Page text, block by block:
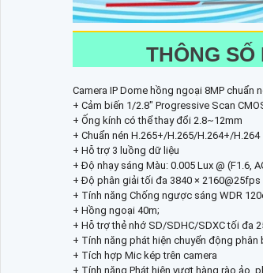
THÔNG SỐ
Camera IP Dome hồng ngoại 8MP chuẩn
+ Cảm biến 1/2.8" Progressive Scan
+ Ống kính có thể thay đổi 2.8~12mm
+ Chuẩn nén H.265+/H.265/H.264+/H.264
+ Hỗ trợ 3 luồng dữ liệu
+ Độ nhạy sáng Màu: 0.005 Lux @ (F1.6,
+ Độ phân giải tối đa 3840 × 2160@25fps
+ Tính năng Chống ngược sáng WDR
+ Hồng ngoại 40m;
+ Hỗ trợ thẻ nhớ SD/SDHC/SDXC tối đa
+ Tính năng phát hiện chuyển động
+ Tích hợp Mic kép trên camera
+ Tính năng Phát hiện vượt hàng rào ảo,